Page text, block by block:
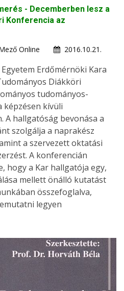
- Decemberben lesz a
Konferencia az
Online
2016.10.21.
Erdőmérnöki Kara
Diákköri
tudományos-
képzésen kívüli
hallgatóság bevonása a
szolgálja a naprakész
a szervezett oktatási
A konferencián
hogy a Kar hallgatója egy,
mellett önálló kutatást
összefoglalva,
legyen